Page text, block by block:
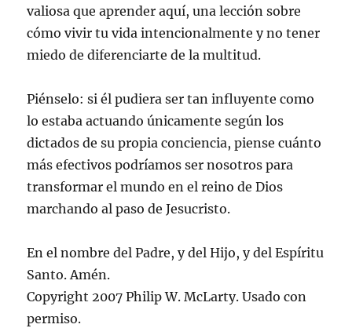
valiosa que aprender aquí, una lección sobre
cómo vivir tu vida intencionalmente y no tener
miedo de diferenciarte de la multitud.
Piénselo: si él pudiera ser tan influyente como
lo estaba actuando únicamente según los
dictados de su propia conciencia, piense cuánto
más efectivos podríamos ser nosotros para
transformar el mundo en el reino de Dios
marchando al paso de Jesucristo.
En el nombre del Padre, y del Hijo, y del Espíritu
Santo. Amén.
Copyright 2007 Philip W. McLarty. Usado con
permiso.